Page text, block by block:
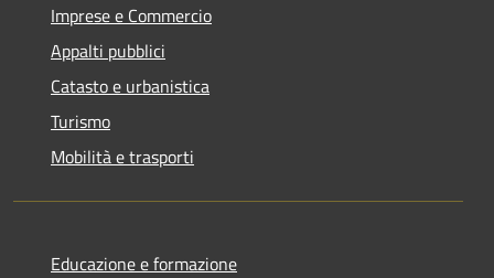
Imprese e Commercio
Appalti pubblici
Catasto e urbanistica
Turismo
Mobilità e trasporti
Educazione e formazione